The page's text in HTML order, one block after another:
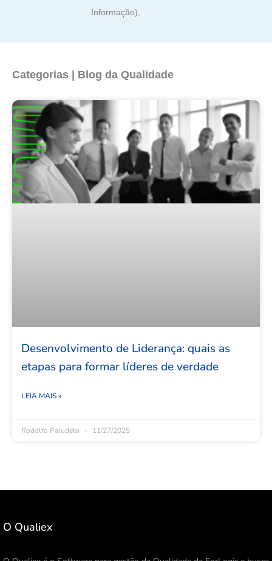
Informação),
Categorias | Blog da Qualidade
Desenvolvimento de Liderança: quais as
etapas para formar líderes de verdade
LEIA MAIS »
Rodolfo Paludeto 11/27/2025
O Qualiex